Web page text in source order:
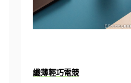
纖薄輕巧電競